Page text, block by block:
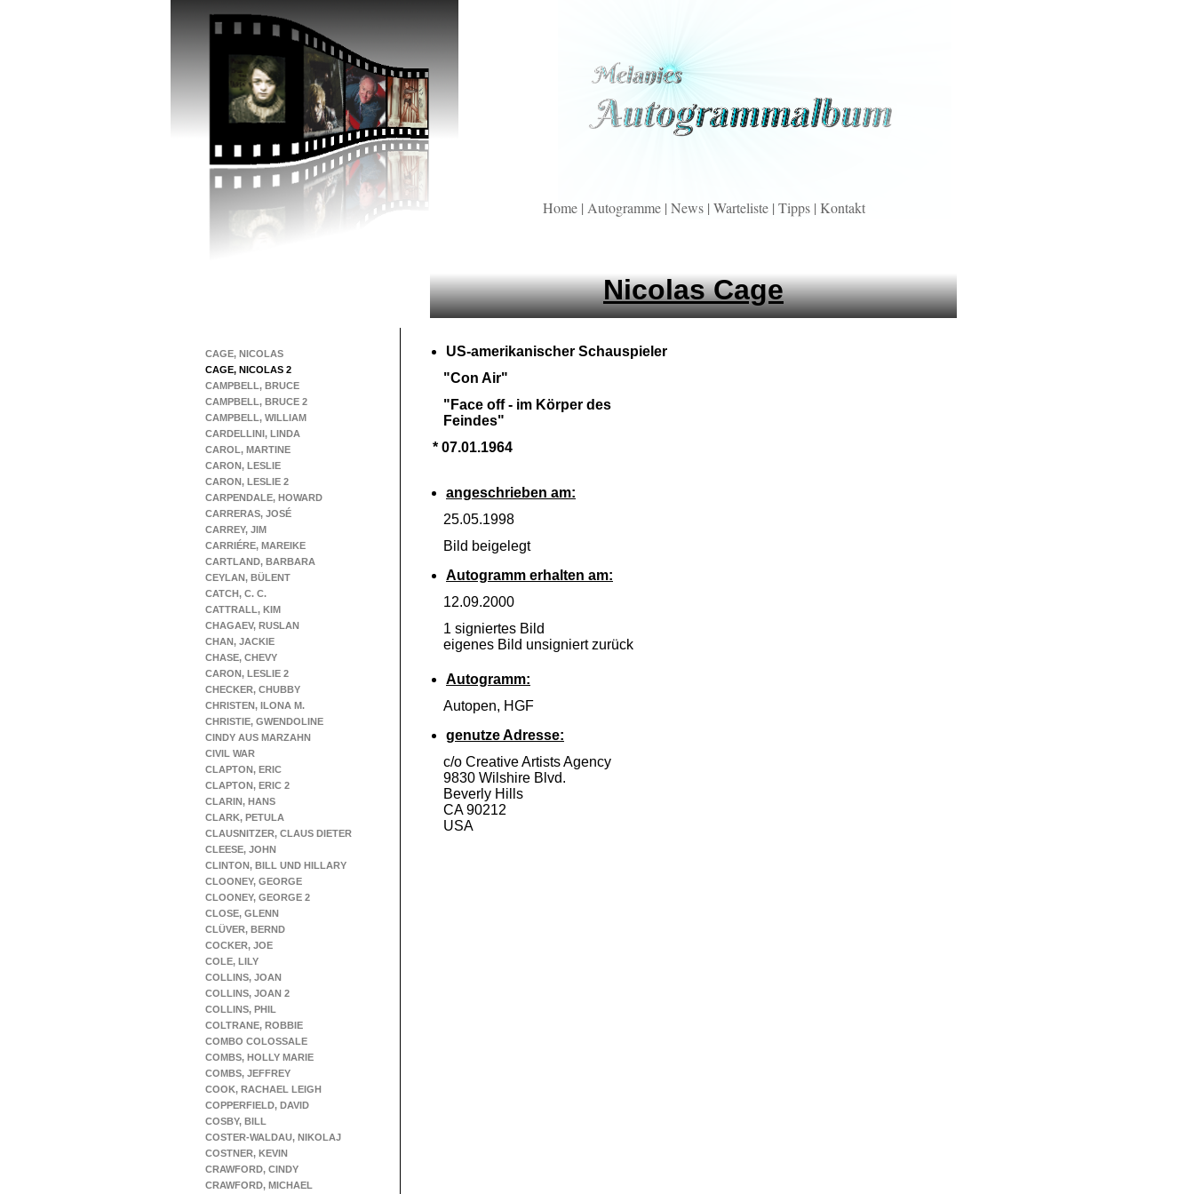
CAGE, NICOLAS
CAGE, NICOLAS 2
CAMPBELL, BRUCE
CAMPBELL, BRUCE 2
CAMPBELL, WILLIAM
CARDELLINI, LINDA
CAROL, MARTINE
CARON, LESLIE
CARON, LESLIE 2
CARPENDALE, HOWARD
CARRERAS, JOSÉ
CARREY, JIM
CARRIÉRE, MAREIKE
CARTLAND, BARBARA
CEYLAN, BÜLENT
CATCH, C. C.
CATTRALL, KIM
CHAGAEV, RUSLAN
CHAN, JACKIE
CHASE, CHEVY
CARON, LESLIE 2
CHECKER, CHUBBY
CHRISTEN, ILONA M.
CHRISTIE, GWENDOLINE
CINDY AUS MARZAHN
CIVIL WAR
CLAPTON, ERIC
CLAPTON, ERIC 2
CLARIN, HANS
CLARK, PETULA
CLAUSNITZER, CLAUS DIETER
CLEESE, JOHN
CLINTON, BILL UND HILLARY
CLOONEY, GEORGE
CLOONEY, GEORGE 2
CLOSE, GLENN
CLÜVER, BERND
COCKER, JOE
COLE, LILY
COLLINS, JOAN
COLLINS, JOAN 2
COLLINS, PHIL
COLTRANE, ROBBIE
COMBO COLOSSALE
COMBS, HOLLY MARIE
COMBS, JEFFREY
COOK, RACHAEL LEIGH
COPPERFIELD, DAVID
COSBY, BILL
COSTER-WALDAU, NIKOLAJ
COSTNER, KEVIN
CRAWFORD, CINDY
CRAWFORD, MICHAEL
Nicolas Cage
US-amerikanischer Schauspieler
"Con Air"
"Face off - im Körper des
Feindes"
* 07.01.1964
angeschrieben am:
25.05.1998
Bild beigelegt
Autogramm erhalten am:
12.09.2000
1 signiertes Bild
eigenes Bild unsigniert zurück
Autogramm:
Autopen, HGF
genutze Adresse:
c/o Creative Artists Agency
9830 Wilshire Blvd.
Beverly Hills
CA 90212
USA
Home | Autogramme | News | Warteliste | Tipps | Kontakt